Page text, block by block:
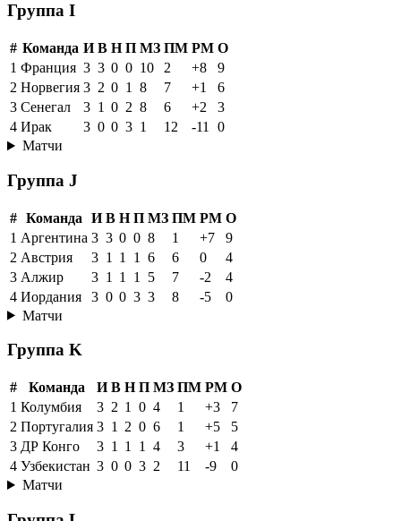
Группа I
# Команда И В Н П МЗ ПМ РМ О
1 Франция 3 3 0 0 10 2 +8
9
2 Норвегия 3 2 0 1 8 7 +1
6
3 Сенегал 3 1 0 2 8 6 +2
3
4 Ирак 3 0 0 3 1 12 -11
0
Матчи
Группа J
# Команда И В Н П МЗ ПМ РМ О
1 Аргентина 3 3 0 0 8 1 +7
9
2 Австрия 3 1 1 1 6 6 0
4
3 Алжир 3 1 1 1 5 7 -2
4
4 Иордания 3 0 0 3 3 8 -5
0
Матчи
Группа K
# Команда И В Н П МЗ ПМ РМ О
1 Колумбия 3 2 1 0 4 1 +3
7
2 Португалия 3 1 2 0 6 1 +5
5
3 ДР Конго 3 1 1 1 4 3 +1
4
4 Узбекистан 3 0 0 3 2 11 -9
0
Матчи